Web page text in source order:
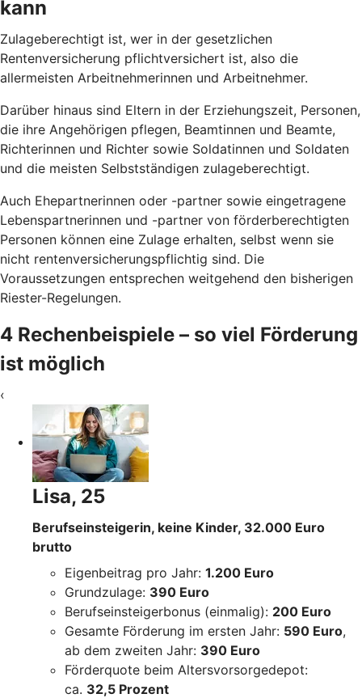
kann
Zulageberechtigt ist, wer in der gesetzlichen
Rentenversicherung pflichtversichert ist, also die
allermeisten Arbeitnehmerinnen und Arbeitnehmer.
Darüber hinaus sind Eltern in der Erziehungszeit, Personen,
die ihre Angehörigen pflegen, Beamtinnen und Beamte,
Richterinnen und Richter sowie Soldatinnen und Soldaten
und die meisten Selbstständigen zulageberechtigt.
Auch Ehepartnerinnen oder -partner sowie eingetragene
Lebenspartnerinnen und -partner von förderberechtigten
Personen können eine Zulage erhalten, selbst wenn sie
nicht rentenversicherungspflichtig sind. Die
Voraussetzungen entsprechen weitgehend den bisherigen
Riester-Regelungen.
4 Rechenbeispiele – so viel Förderung
ist möglich
‹
Lisa, 25
Berufseinsteigerin, keine Kinder, 32.000 Euro
brutto
Eigenbeitrag pro Jahr: 1.200 Euro
Grundzulage: 390 Euro
Berufseinsteigerbonus (einmalig): 200 Euro
Gesamte Förderung im ersten Jahr: 590 Euro,
ab dem zweiten Jahr: 390 Euro
Förderquote beim Altersvorsorgedepot:
ca. 32,5 Prozent